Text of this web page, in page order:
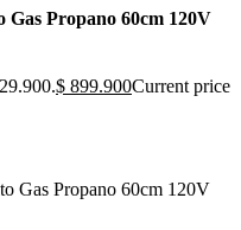
Propano 60cm 120V
$ 899.900Current price
Gas Propano 60cm 120V